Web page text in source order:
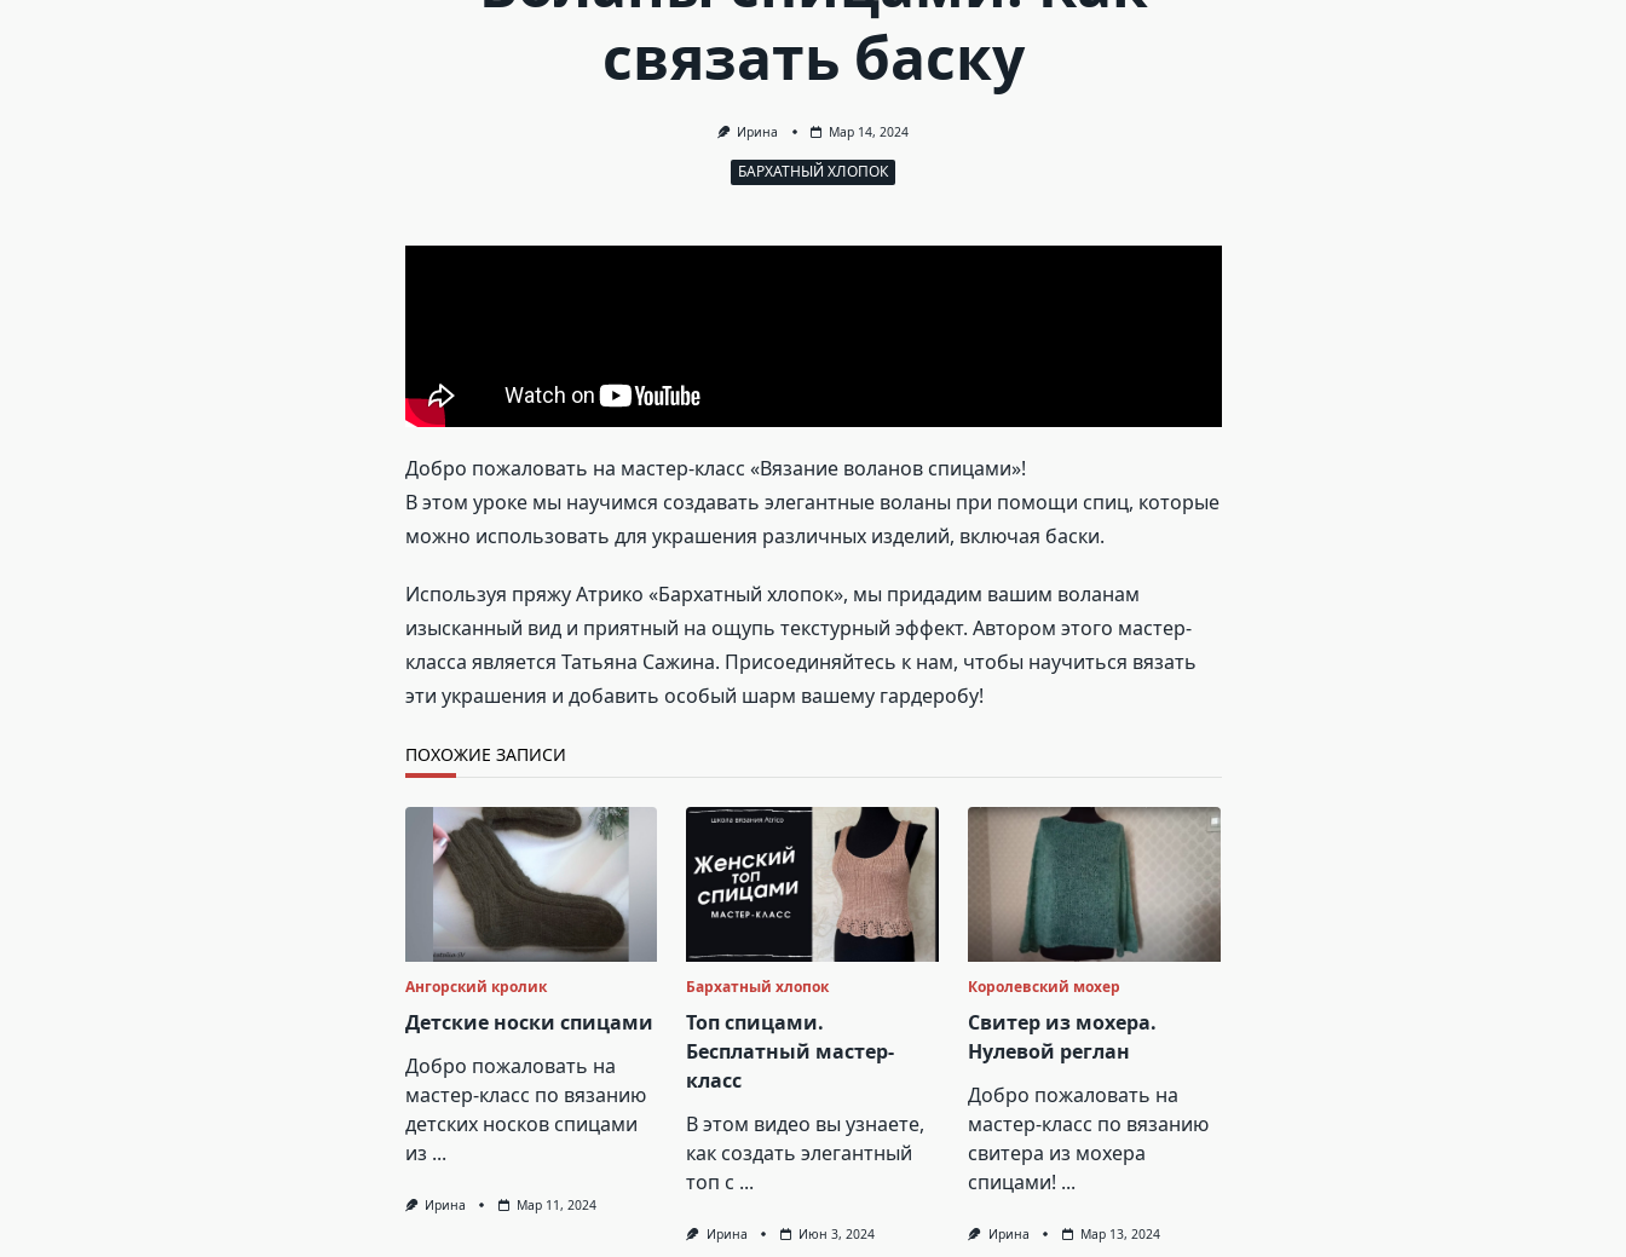
связать баску
Ирина Мар 14, 2024
БАРХАТНЫЙ ХЛОПОК
Добро пожаловать на мастер-класс «Вязание воланов спицами»!
В этом уроке мы научимся создавать элегантные воланы при помощи спиц, которые
можно использовать для украшения различных изделий, включая баски.
Используя пряжу Атрико «Бархатный хлопок», мы придадим вашим воланам
изысканный вид и приятный на ощупь текстурный эффект. Автором этого мастер-
класса является Татьяна Сажина. Присоединяйтесь к нам, чтобы научиться вязать
эти украшения и добавить особый шарм вашему гардеробу!
ПОХОЖИЕ ЗАПИСИ
Ангорский кролик
Детские носки спицами
Добро пожаловать на
мастер-класс по вязанию
детских носков спицами
из ...
Ирина Мар 11, 2024
Бархатный хлопок
Топ спицами.
Бесплатный мастер-
класс
В этом видео вы узнаете,
как создать элегантный
топ с ...
Ирина Июн 3, 2024
Королевский мохер
Свитер из мохера.
Нулевой реглан
Добро пожаловать на
мастер-класс по вязанию
свитера из мохера
спицами! ...
Ирина Мар 13, 2024